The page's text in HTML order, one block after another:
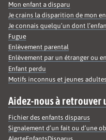
Mon enfant a disparu
Je crains la disparition de mon
Je connais quelqu’un dont
Fugue
Enlèvement parental
Enlèvement par un étranger ou
Enfant perdu
Motifs inconnus et jeunes adultes
Aidez-nous à retrouver
Fichier des enfants disparus
Signalement d’un fait ou d’une